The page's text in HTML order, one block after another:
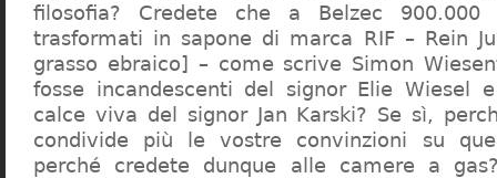
filosofia? Credete che a Belzec
trasformati in sapone di marca RIF – Rein
grasso ebraico] – come scrive Simon
fosse incandescenti del signor Elie Wiesel
calce viva del signor Jan Karski? Se sì,
condivide più le vostre convinzioni su
perché credete dunque alle camere a